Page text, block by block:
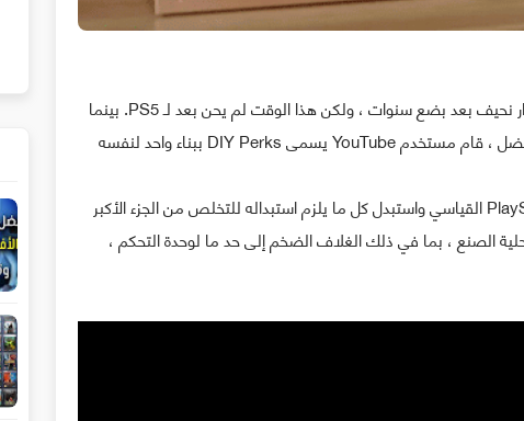
عادةً ما تتابع Sony وحدات تحكم PlayStation الخاصة بها بإصدار نحيف بعد بضع سنوات ، ولكن هذا الوقت لم يحن بعد لـ PS5. بينما
اليوتوبر نفسه فقد قام بتفكيك جهاز PlayStation 5 القياسي واستبدل كل ما يلزم استبداله للتخلص من الجزء الأكبر
الصنع ، بما في ذلك الغلاف الضخم إلى حد ما لوحدة التحكم ،